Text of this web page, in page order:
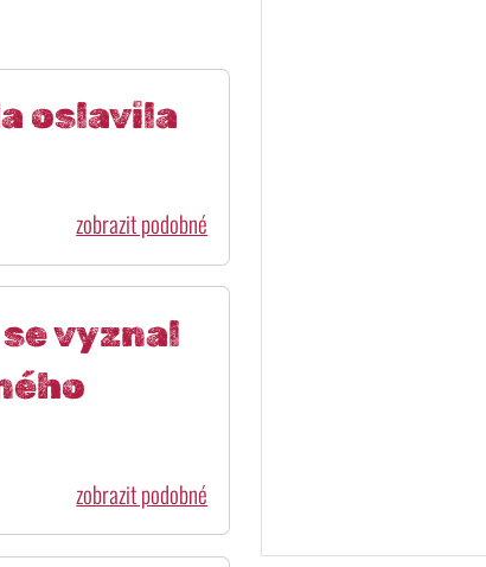
oslavila
zobrazit podobné
vyznal
zobrazit podobné